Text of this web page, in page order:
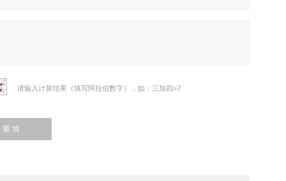
请输入计算结果（填写阿拉伯数字），如：三加四=7